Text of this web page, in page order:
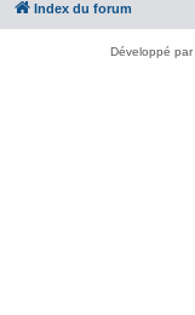
Index du forum
Développé par